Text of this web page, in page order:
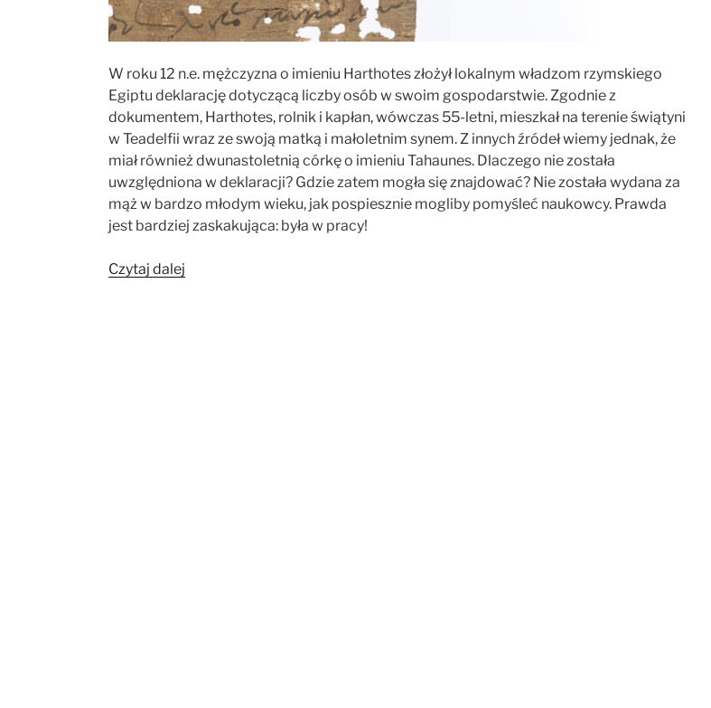
W roku 12 n.e. mężczyzna o imieniu Harthotes złożył lokalnym władzom rzymskiego
Egiptu deklarację dotyczącą liczby osób w swoim gospodarstwie. Zgodnie z
dokumentem, Harthotes, rolnik i kapłan, wówczas 55-letni, mieszkał na terenie świątyni
w Teadelfii wraz ze swoją matką i małoletnim synem. Z innych źródeł wiemy jednak, że
miał również dwunastoletnią córkę o imieniu Tahaunes. Dlaczego nie została
uwzględniona w deklaracji? Gdzie zatem mogła się znajdować? Nie została wydana za
mąż w bardzo młodym wieku, jak pospiesznie mogliby pomyśleć naukowcy. Prawda
jest bardziej zaskakująca: była w pracy!
Czytaj dalej